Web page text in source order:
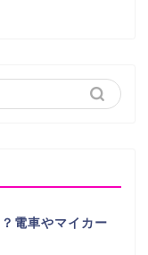
電車やマイカー